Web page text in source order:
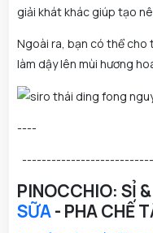
giải khát khác giúp tạo
Ngoài ra, bạn có thể cho
làm dậy lên mùi hương
----
PINOCCHIO: SỈ
SỮA- PHA CHẾ